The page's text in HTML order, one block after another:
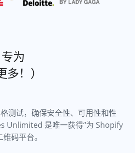
专为
！）
测试，确保安全性、可用性和性
Unlimited 是唯一获得“为 Shopify
码平台。